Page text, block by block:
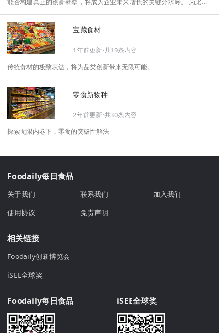
能否构建真正的创新壁垒，将成为企业未来增长的关键分水岭。 为此，F
将以“创新产品”透视“未来机会”，以全球视野探寻中国机遇、增长解法，
拆解年度标杆的增长逻辑与谋篇布局，深挖“药食同源”“低GI”“老龄营
养”“清洁标签”等热门赛道的爆品基因，从趋势预判、品类创新、未来增长
机会、企业战略布局以及渠道变革等，为行业提供务实、前瞻的开年创新
宝藏食材
1年前更新·共19条内容
传统食材的极致表达，将为品类创新带来无限可能。
零食新物种
2年前更新·共30条内容
探索无限内卷下，零食的突破性解法
Foodaily每日食品
关于我们 联系我们
加入我们
使用协议
免责声明
相关链接
Foodaily创新博览会
iSEE全球奖
Foodaily每日食品 iSEE全球奖